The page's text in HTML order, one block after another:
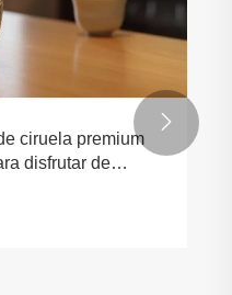
ciruela premium
disfrutar de
